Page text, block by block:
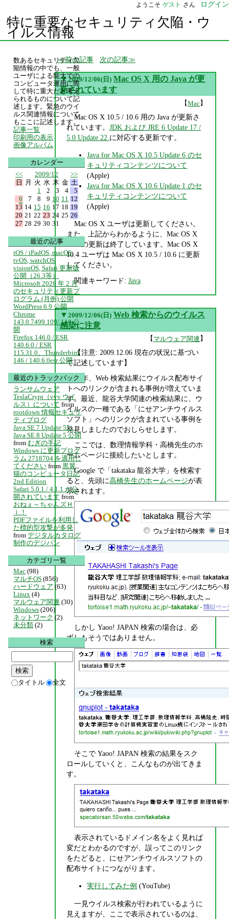
ようこそ ゲスト さん ログイン
特に重要なセキュリティ欠陥・ウ
イルス情報
前の記事 次の記事
▼ 2009/12/06(日) Mac OS X 用の Java が更
新されています
【Mac】
Mac OS X 10.5 / 10.6 用の Java が更新さ
れています。JDK および JRE 6 Update 17 /
5.0 Update 22 に対応する更新です。
Java for Mac OS X 10.5 Update 6 のセ
キュリティコンテンツについて
(Apple)
Java for Mac OS X 10.6 Update 1 のセ
キュリティコンテンツについて
(Apple)
Mac OS X ユーザは更新してください。
また、上記からわかるように、Mac OS X
10.4 の更新は終了しています。Mac OS X
10.4 ユーザは Mac OS X 10.5 / 10.6 に更新
してください。
関連キーワード: Java
▼ 2009/12/06(日) Web 検索からのウイルス
感染に注意
【 マルウェア関連 】
【注意: 2009.12.06 現在の状況に基づい
て記述しています】
近年、Web 検索結果にウイルス配布サイ
トへのリンクが含まれる事例が増えていま
す。最近、龍谷大学関連の検索結果に、ウ
イルスの一種である「にせアンチウイルス
ソフト」へのリンクが含まれている事例を
発見しましたのでおしらせします。
ここでは、数理情報学科・高橋先生のホ
ームページに接続したいとします。
Google で「takataka 龍谷大学」を検索す
ると、先頭に高橋先生のホームページが表
示されます。
しかし Yaoo! JAPAN 検索の場合は、必
ずしもそうではありません。
そこで Yaoo! JAPAN 検索の結果をスク
ロールしていくと、こんなものが出てきま
す。
表示されているドメイン名をよく見れば
変だとわかるのですが、誤ってこのリンク
をたどると、にせアンチウイルスソフトの
配布サイトにつながります。
実行してみた例 (YouTube)
一見ウイルス検索が行われているように
見えますが、ここで表示されているのは、
数あるセキュリティ欠
陥情報の中でも、一般
ユーザによる龍大での
コンピュータ運用に際
して特に重大だと考え
られるものについて記
述します。緊急のウイ
ルス関連情報について
もここに記述します。
記事一覧
印刷用の表示
画像アルバム
カレンダー
<<
2009/12
>>
日
月 火 水 木 金 土
1
2 3 4
5
6
7 8 9 10 11 12
13 14 15 16 17 18 19
20 21 22 23 24 25 26
27 28 29 30 31
最近の記事
iOS / iPadOS, macOS,
tvOS, watchOS,
visionOS, Safari 更新版
公開（26.3等）
Microsoft 2026 年 2 月
のセキュリティ更新プ
ログラム (月例) 公開
WordPress 6.9 公開
Chrome
143.0.7499.109/.110 公
開
Firefox 146.0 / ESR
140.6.0 / ESR
115.31.0、Thunderbird
146 / 140.6.0esr 公開
最近のトラックバック
ランサムウェア
TeslaCrypt（vvv ウイ
ルス）について from
rootdown 情報セキュリ
ティブログ
Java SE 7 Update 55、
Java SE 8 Update 5 公開
from むぎの手記
Windows に更新プログ
ラム 2718704 を適用し
てください from 黒翼
猫のコンピュータ日記
2nd Edition
Safari 5.0.1 / 4.1.1 が公
開されています from
おねぇ～ちゃんズＨ
ｉ！
PDFファイルを利用し
た標的型攻撃が多発
from デジタルカタログ
制作のデジパン
カテゴリ一覧
Mac (98)
マルチOS (856)
ハードウェア (63)
Linux (4)
マルウェア関連 (30)
Windows (206)
ネットワーク (2)
未分類 (2)
検索
タイトル 全文